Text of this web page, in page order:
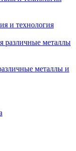
и технология
металлы и